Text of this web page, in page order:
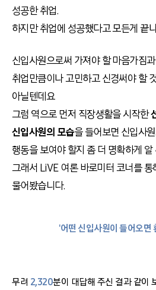
성공한 취업.
하지만 취업에 성공했다고 모든게 끝
신입사원으로써 가져야 할 마음가짐
취업만큼이나 고민하고 신경써야 할
아닐텐데요
그럼 역으로 먼저 직장생활을 시작한
신입사원의 모습을 들어보면 신입사
행동을 보여야 할지 좀 더 명확하게
그래서 LiVE 여론 바로미터 코너를 통
물어봤습니다.
'어떤 신입사원이 들어오면
무려 2,320분이 대답해 주신 결과 같이